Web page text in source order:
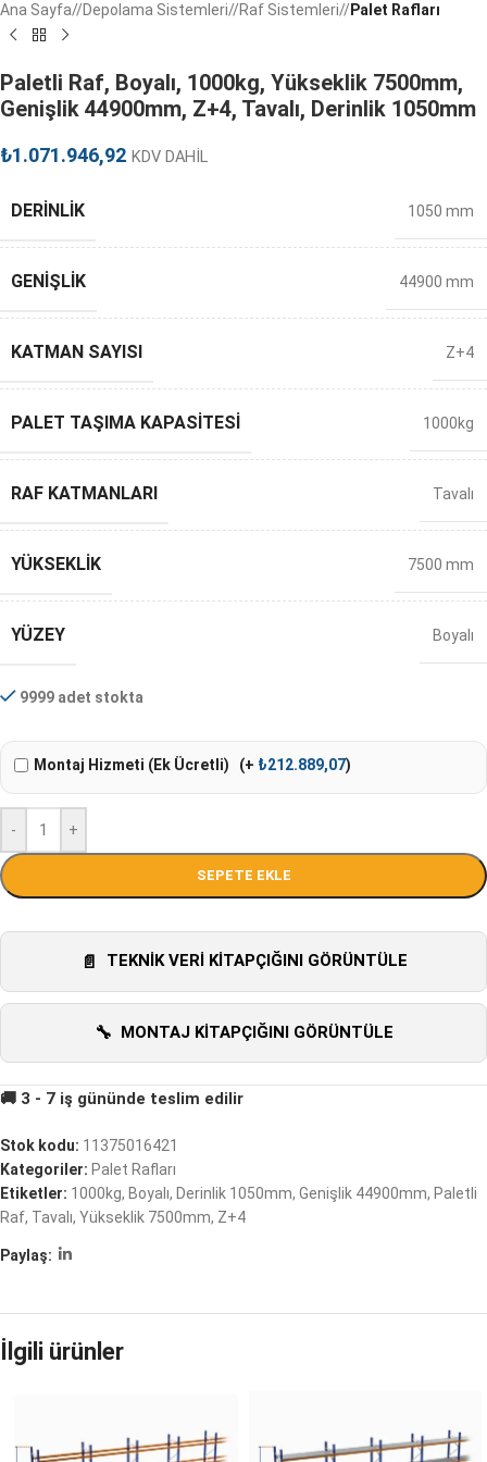
Ana Sayfa/ Depolama Sistemleri/ Raf Sistemleri/ Palet Rafları
Paletli Raf, Boyalı, 1000kg, Yükseklik 7500mm,
Genişlik 44900mm, Z+4, Tavalı, Derinlik 1050mm
₺1.071.946,92 KDV DAHİL
DERINLIK 1050 mm
GENIŞLIK 44900 mm
KATMAN SAYISI Z+4
PALET TAŞIMA KAPASITESI 1000kg
RAF KATMANLARI Tavalı
YÜKSEKLIK 7500 mm
YÜZEY Boyalı
9999 adet stokta
Montaj Hizmeti (Ek Ücretli) (+ ₺212.889,07)
- +
SEPETE EKLE
TEKNIK VERI KITAPÇIĞINI GÖRÜNTÜLE
MONTAJ KITAPÇIĞINI GÖRÜNTÜLE
Stok kodu: 11375016421
Kategoriler: Palet Rafları
Etiketler: 1000kg, Boyalı, Derinlik 1050mm, Genişlik 44900mm, Paletli
Raf, Tavalı, Yükseklik 7500mm, Z+4
Paylaş:
İlgili ürünler